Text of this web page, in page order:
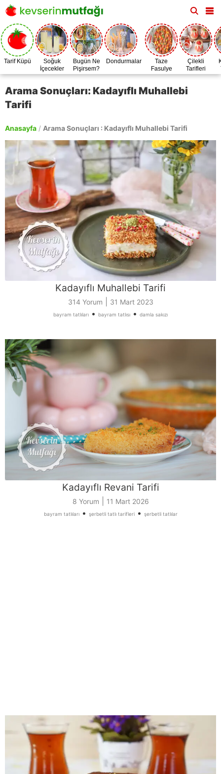
Tarif Küpü
Soğuk
İçecekler
Bugün Ne
Pişirsem?
Dondurmalar
Taze
Fasulye
Zamanı
Çilekli
Tarifleri
Arama Sonuçları: Kadayıflı Muhallebi
Tarifi
Anasayfa / Arama Sonuçları : Kadayıflı Muhallebi Tarifi
Kadayıflı Muhallebi Tarifi
314 Yorum 31 Mart 2023
bayram tatlıları • bayram tatlısı • damla sakızı
Kadayıflı Revani Tarifi
8 Yorum 11 Mart 2026
bayram tatlıları• şerbetli tatlı tarifleri• şerbetli tatlılar